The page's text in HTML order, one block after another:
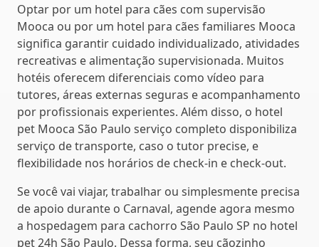
Optar por um hotel para cães com supervisão
Mooca ou por um hotel para cães familiares Mooca
significa garantir cuidado individualizado, atividades
recreativas e alimentação supervisionada. Muitos
hotéis oferecem diferenciais como vídeo para
tutores, áreas externas seguras e acompanhamento
por profissionais experientes. Além disso, o hotel
pet Mooca São Paulo serviço completo disponibiliza
serviço de transporte, caso o tutor precise, e
flexibilidade nos horários de check-in e check-out.
Se você vai viajar, trabalhar ou simplesmente precisa
de apoio durante o Carnaval, agende agora mesmo
a hospedagem para cachorro São Paulo SP no hotel
pet 24h São Paulo. Dessa forma, seu cãozinho